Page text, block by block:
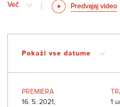
Več Predvajaj video
Pokaži vse datume
PREMIERA
16. 5. 2021,
1